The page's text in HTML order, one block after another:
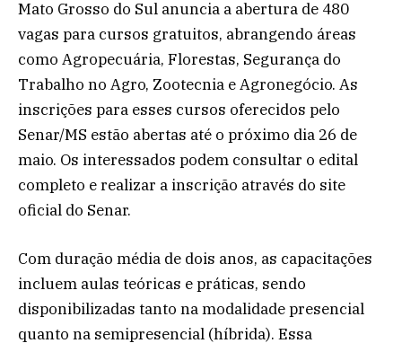
Mato Grosso do Sul anuncia a abertura de 480
vagas para cursos gratuitos, abrangendo áreas
como Agropecuária, Florestas, Segurança do
Trabalho no Agro, Zootecnia e Agronegócio. As
inscrições para esses cursos oferecidos pelo
Senar/MS estão abertas até o próximo dia 26 de
maio. Os interessados podem consultar o edital
completo e realizar a inscrição através do site
oficial do Senar.
Com duração média de dois anos, as capacitações
incluem aulas teóricas e práticas, sendo
disponibilizadas tanto na modalidade presencial
quanto na semipresencial (híbrida). Essa